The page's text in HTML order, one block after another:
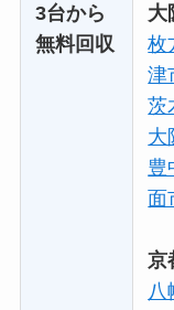
3台から
無料回収
大
枚
津
茨
大
豊
面
京
八